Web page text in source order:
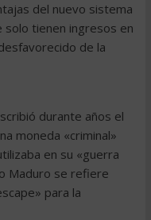
del nuevo sistema
solo tienen ingresos en
de la
durante años el
moneda «criminal»
en su «guerra
Maduro se refiere
para la